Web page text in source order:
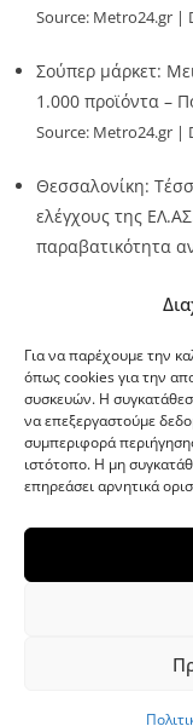
Για να παρέχουμε την
όπως cookies για την
συσκευών. Η
να επεξεργαστούμε
συμπεριφορά
ιστότοπο. Η μη
επηρεάσει αρνητικά
Source: Metro24.gr
Σούπερ μάρκετ:
1.000 προϊόντα –
Source: Metro24.gr
Θεσσαλονίκη:
ελέγχους της
παραβατικότητα
G-point.gr
WordPress